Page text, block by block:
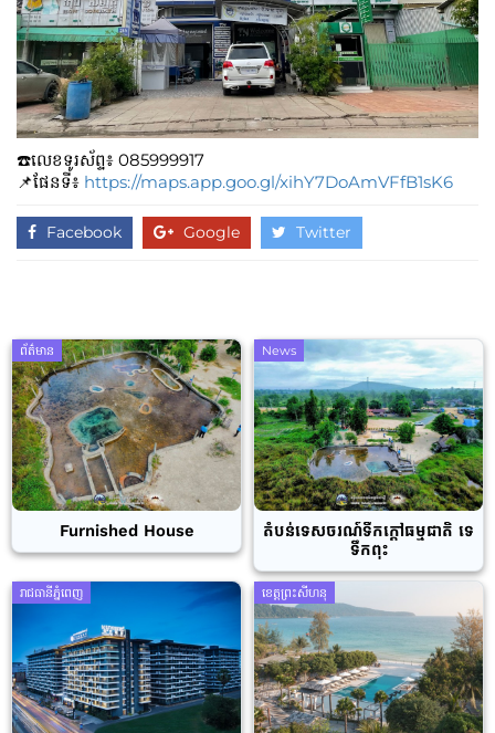
☎️លេខទូរស័ព្ទ៖​​ 085999917
📌ផែនទី៖ https://maps.app.goo.gl/xihY7DoAmVFfB1sK6
Facebook Google Twitter
ព័ត៌មាន
Furnished House
News
តំបន់ទេសចរណ៍ទឹកក្តៅធម្មជាតិ ទេ
ទឹកពុះ
រាជធានីភ្នំពេញ ខេត្តព្រះសីហនុ